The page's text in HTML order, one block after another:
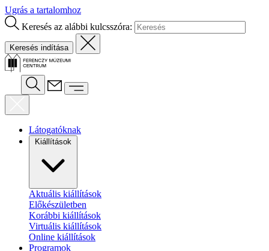
Ugrás a tartalomhoz
Keresés az alábbi kulcsszóra:
Látogatóknak
Kiállítások
Aktuális kiállítások
Előkészületben
Korábbi kiállítások
Virtuális kiállítások
Online kiállítások
Programok